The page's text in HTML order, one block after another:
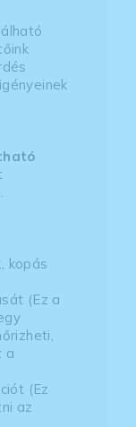
kopás
(Ez a
a
(Ez
az